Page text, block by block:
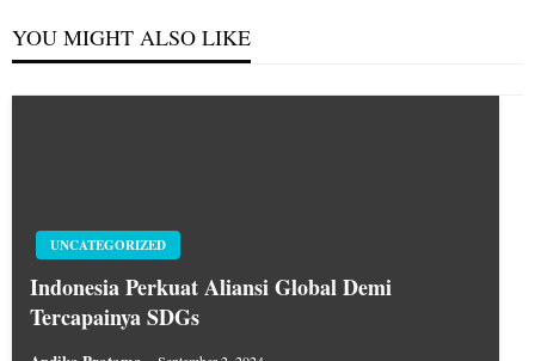
YOU MIGHT ALSO LIKE
UNCATEGORIZED
Indonesia Perkuat Aliansi Global Demi
Tercapainya SDGs